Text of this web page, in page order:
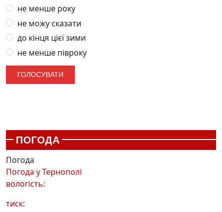
не менше року
не можу сказати
до кінця цієї зими
не менше півроку
ПОГОДА
Погода
Погода уТернополі
вологість:
тиск: